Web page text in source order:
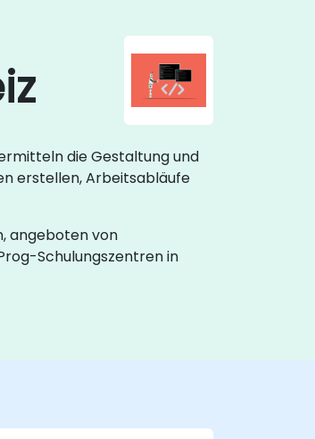
die Gestaltung und
erstellen, Arbeitsabläufe
angeboten von
Schulungszentren in